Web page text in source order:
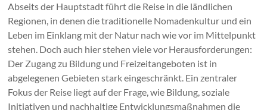
Abseits der Hauptstadt führt die Reise in die ländlichen
Regionen, in denen die traditionelle Nomadenkultur und ein
Leben im Einklang mit der Natur nach wie vor im Mittelpunkt
stehen. Doch auch hier stehen viele vor Herausforderungen:
Der Zugang zu Bildung und Freizeitangeboten ist in
abgelegenen Gebieten stark eingeschränkt. Ein zentraler
Fokus der Reise liegt auf der Frage, wie Bildung, soziale
Initiativen und nachhaltige Entwicklungsmaßnahmen die